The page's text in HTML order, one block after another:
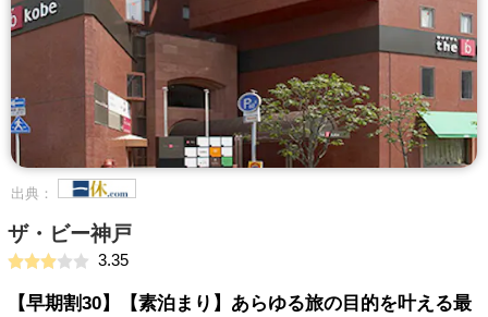
出典：
ザ・ビー神戸
3.35
【早期割30】【素泊まり】あらゆる旅の目的を叶える最